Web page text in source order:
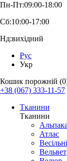
Пн-Пт:09:00-18:00
Сб:10:00-17:00
Нд:вихідний
Рус
Укр
Кошик порожній
+38 (067) 333-11-57
Тканини
Тканини
Альпака
Атлас
Вельвет